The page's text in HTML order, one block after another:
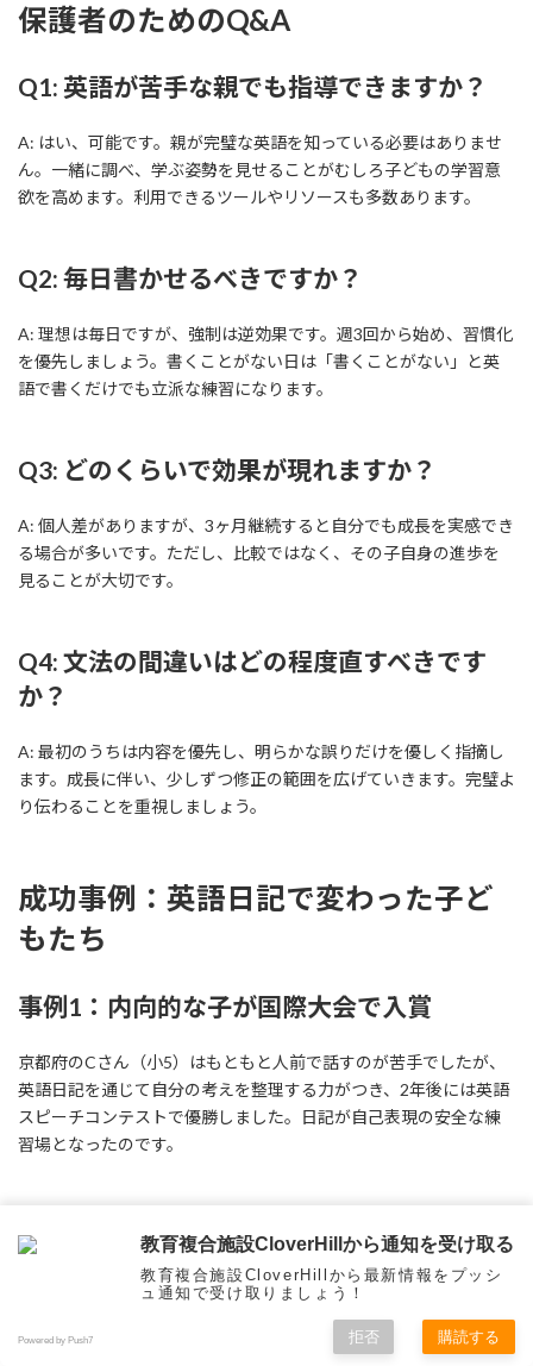
保護者のためのQ&A
Q1: 英語が苦手な親でも指導できますか？
A: はい、可能です。親が完璧な英語を知っている必要はありませ
ん。一緒に調べ、学ぶ姿勢を見せることがむしろ子どもの学習意
欲を高めます。利用できるツールやリソースも多数あります。
Q2: 毎日書かせるべきですか？
A: 理想は毎日ですが、強制は逆効果です。週3回から始め、習慣化
を優先しましょう。書くことがない日は「書くことがない」と英
語で書くだけでも立派な練習になります。
Q3: どのくらいで効果が現れますか？
A: 個人差がありますが、3ヶ月継続すると自分でも成長を実感でき
る場合が多いです。ただし、比較ではなく、その子自身の進歩を
見ることが大切です。
Q4: 文法の間違いはどの程度直すべきです
か？
A: 最初のうちは内容を優先し、明らかな誤りだけを優しく指摘し
ます。成長に伴い、少しずつ修正の範囲を広げていきます。完璧よ
り伝わることを重視しましょう。
成功事例：英語日記で変わった子ど
もたち
事例1：内向的な子が国際大会で入賞
京都府のCさん（小5）はもともと人前で話すのが苦手でしたが、
英語日記を通じて自分の考えを整理する力がつき、2年後には英語
スピーチコンテストで優勝しました。日記が自己表現の安全な練
習場となったのです。
埼玉県のD君（中2）は英語に苦手意識を持っていましたが、好き
なゲームの話題から英語日記を始め、1年後には英語が得意科目
に。高校入学前に英検準1級に合格しました。
教育複合施設CloverHillから通知を受け取る
教育複合施設CloverHillから最新情報をプッシ
ュ通知で受け取りましょう！
Powered by Push7 拒否 購読する